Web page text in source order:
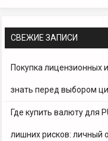
СВЕЖИЕ ЗАПИСИ
Покупка лицензионных
знать перед выбором
Где купить валюту для
лишних рисков: личный